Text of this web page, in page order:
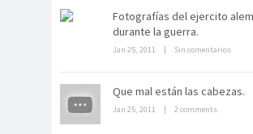
La derrota británica en
Fotografías del ejercito
durante la guerra.
Jan 25, 2011 | Sin comentarios
Que mal están las cabezas.
Jan 25, 2011 | 2 comments